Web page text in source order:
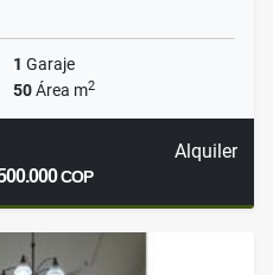
1 Garaje
50Área m2
Alquiler
COP